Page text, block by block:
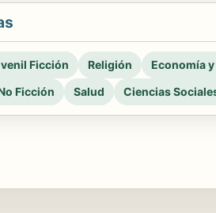
Ficción Religión
Economía
Ficción
Salud Ciencias